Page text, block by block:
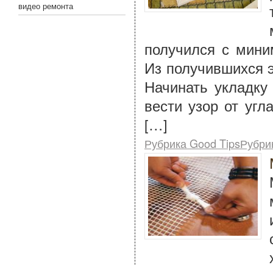
получился с
Из получившихся
Начинать
вести узор от
[…]
Рубрика Good
видео ремонта